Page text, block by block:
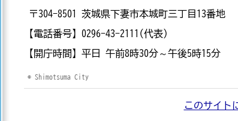
〒304-8501 茨城県下妻市本城町三丁目13番地
【電話番号】 0296-43-2111(代表)
【開庁時間】 平日 午前8時30分～午後5時15分
© Shimotsuma City
このサイト